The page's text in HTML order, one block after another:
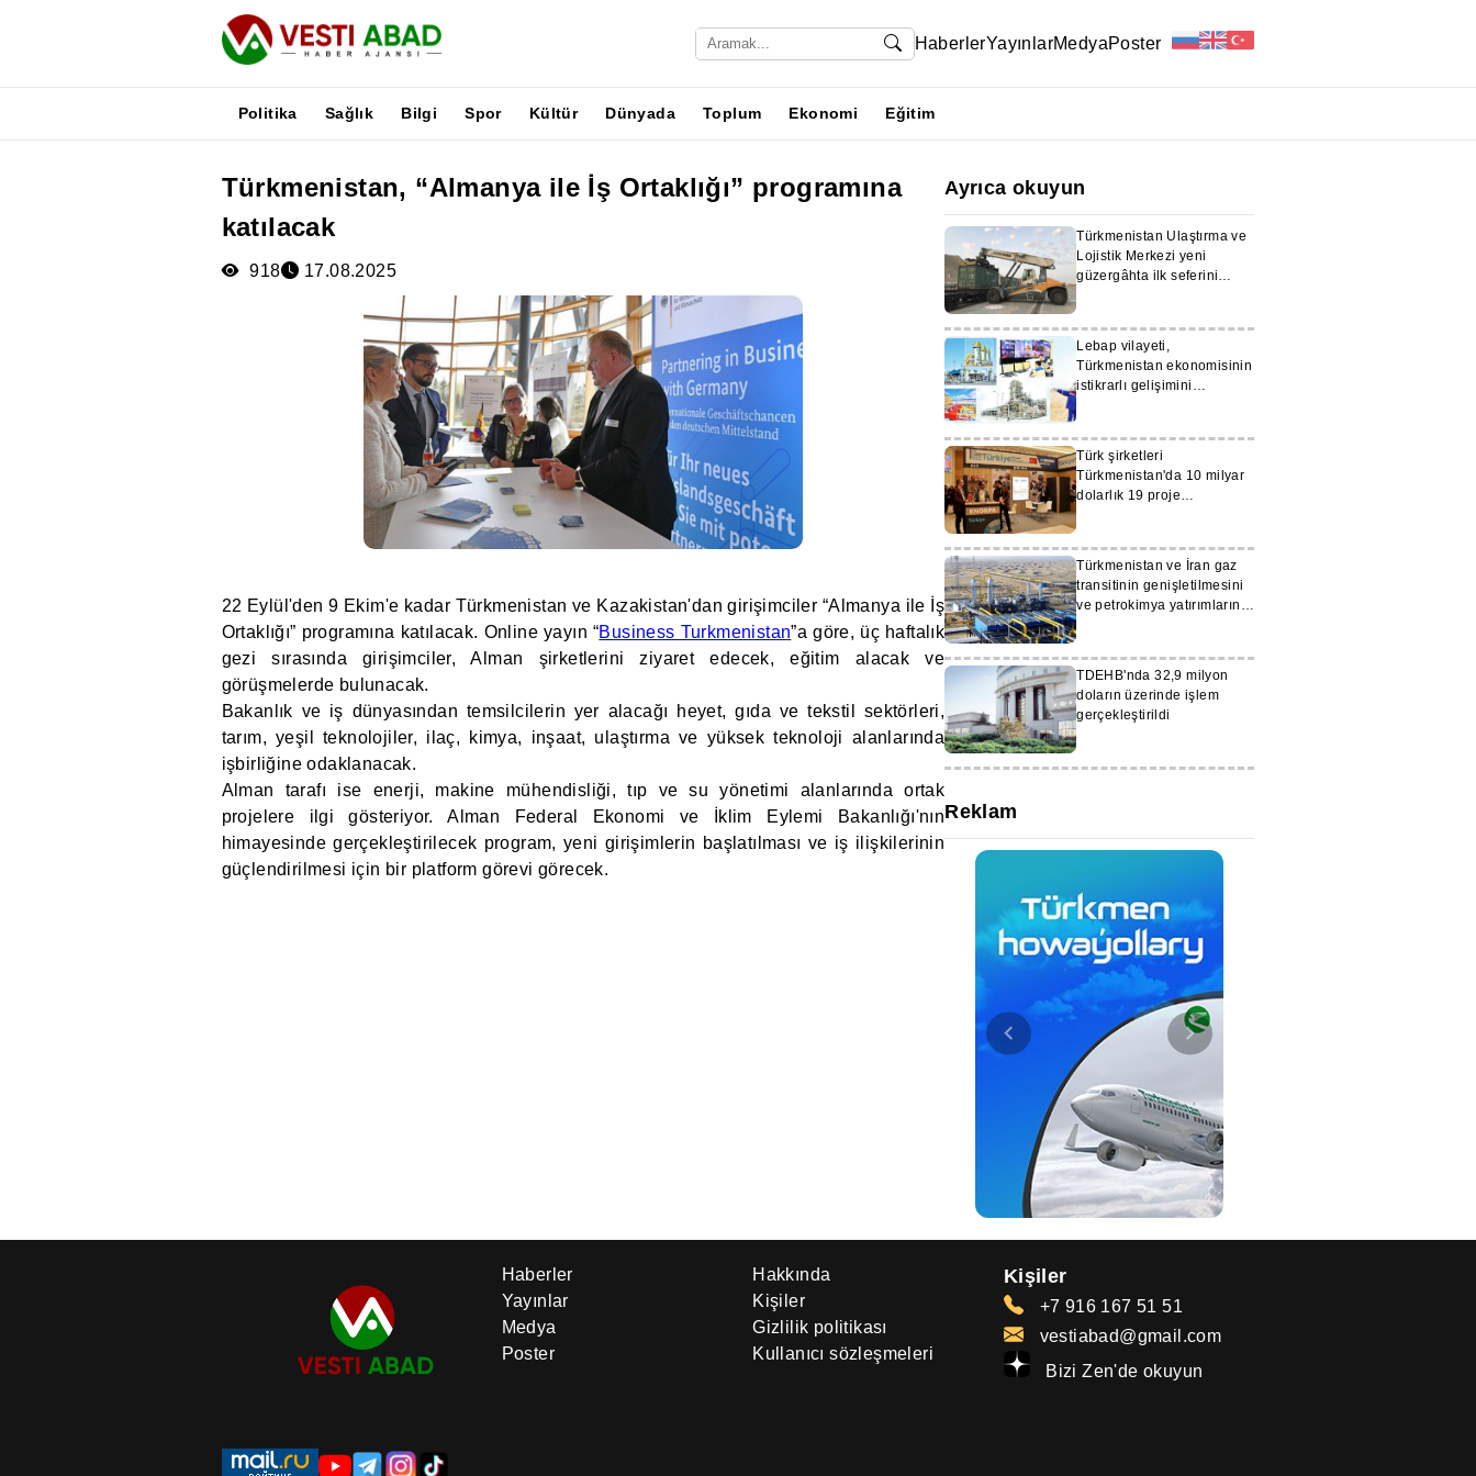
HaberlerYayınlarMedyaPoster
Politika Sağlık Bilgi Spor Kültür Dünyada Toplum Ekonomi Eğitim
Türkmenistan, “Almanya ile İş Ortaklığı” programına
katılacak
918 17.08.2025
22 Eylül'den 9 Ekim'e kadar Türkmenistan ve Kazakistan'dan girişimciler “Almanya ile İş
Ortaklığı” programına katılacak. Online yayın “Business Turkmenistan”a göre, üç haftalık
gezi sırasında girişimciler, Alman şirketlerini ziyaret edecek, eğitim alacak ve
görüşmelerde bulunacak.
Bakanlık ve iş dünyasından temsilcilerin yer alacağı heyet, gıda ve tekstil sektörleri,
tarım, yeşil teknolojiler, ilaç, kimya, inşaat, ulaştırma ve yüksek teknoloji alanlarında
işbirliğine odaklanacak.
Alman tarafı ise enerji, makine mühendisliği, tıp ve su yönetimi alanlarında ortak
projelere ilgi gösteriyor. Alman Federal Ekonomi ve İklim Eylemi Bakanlığı'nın
himayesinde gerçekleştirilecek program, yeni girişimlerin başlatılması ve iş ilişkilerinin
güçlendirilmesi için bir platform görevi görecek.
Ayrıca okuyun
Türkmenistan Ulaştırma ve
Lojistik Merkezi yeni
güzergâhta ilk seferini
Lebap vilayeti,
Türkmenistan ekonomisinin
istikrarlı gelişimini
Türk şirketleri
Türkmenistan'da 10 milyar
dolarlık 19 proje
Türkmenistan ve İran gaz
transitinin genişletilmesini
ve petrokimya yatırımlarını
TDEHB'nda 32,9 milyon
doların üzerinde işlem
gerçekleştirildi
Reklam
Haberler
Yayınlar
Medya
Poster
Hakkında
Kişiler
Gizlilik politikası
Kullanıcı sözleşmeleri
Kişiler
+7 916 167 51 51
vestiabad@gmail.com
Bizi Zen'de okuyun